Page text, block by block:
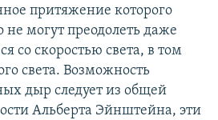
притяжение которого
не могут преодолеть даже
со скоростью света, в том
света. Возможность
дыр следует из общей
Альберта Эйнштейна, эти